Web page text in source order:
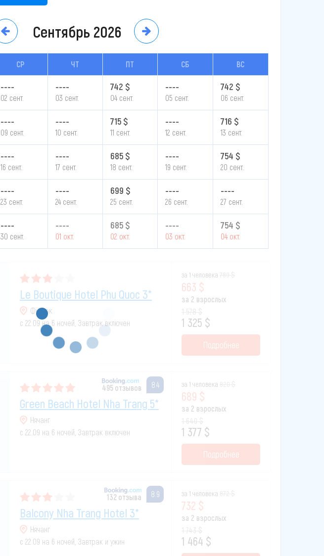
Сентябрь 2026
СР ЧТ ПТ СБ ВС
----
02 сент.
----
03 сент.
742 $
04 сент.
----
05 сент.
742 $
06 сент.
----
09 сент.
----
10 сент.
715 $
11 сент.
----
12 сент.
716 $
13 сент.
----
16 сент.
----
17 сент.
685 $
18 сент.
----
19 сент.
754 $
20 сент.
----
23 сент.
----
24 сент.
699 $
25 сент.
----
26 сент.
----
27 сент.
----
30 сент.
----
01 окт.
685 $
02 окт.
----
03 окт.
754 $
04 окт.
Le Boutique Hotel Phu Quoc 3*
Фукуок
с 22.09 на 6 ночей, Завтрак включен
за 1 человека
663 $
за 2 взрослых
1 325 $
Подробнее
495 отзывов 8.4
Green Beach Hotel Nha Trang 5*
Нячанг
с 22.09 на 6 ночей, Завтрак включен
за 1 человека
689 $
за 2 взрослых
1 377 $
Подробнее
132 отзыва 8.9
Balcony Nha Trang Hotel 3*
Нячанг
с 22.09 на 6 ночей, Завтрак и ужин
за 1 человека
732 $
за 2 взрослых
1 464 $